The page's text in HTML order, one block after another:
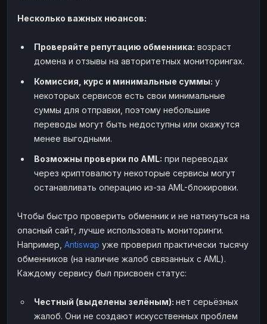
Несколько важных нюансов:
Проверяйте репутацию обменника: возраст
домена и отзывы на авторитетных мониторингах.
Комиссия, курс и минимальные суммы: у
некоторых сервисов есть свои минимальные
суммы для отправки, поэтому небольшие
переводы могут быть недоступны или окажутся
менее выгодными.
Возможны проверки по AML: при переводах
через криптовалюту некоторые сервисы могут
останавливать операцию из-за AML-блокировки.
Чтобы быстро проверить обменник и не наткнуться на
опасный сайт, лучше использовать мониторинги.
Например, Antiswap уже проверил практически тысячу
обменников (на наличие жалоб связанных с AML).
Каждому сервису был присвоен статус:
Честный (выделены зелёным): нет серьёзных
жалоб. Они не создают искусственных проблем